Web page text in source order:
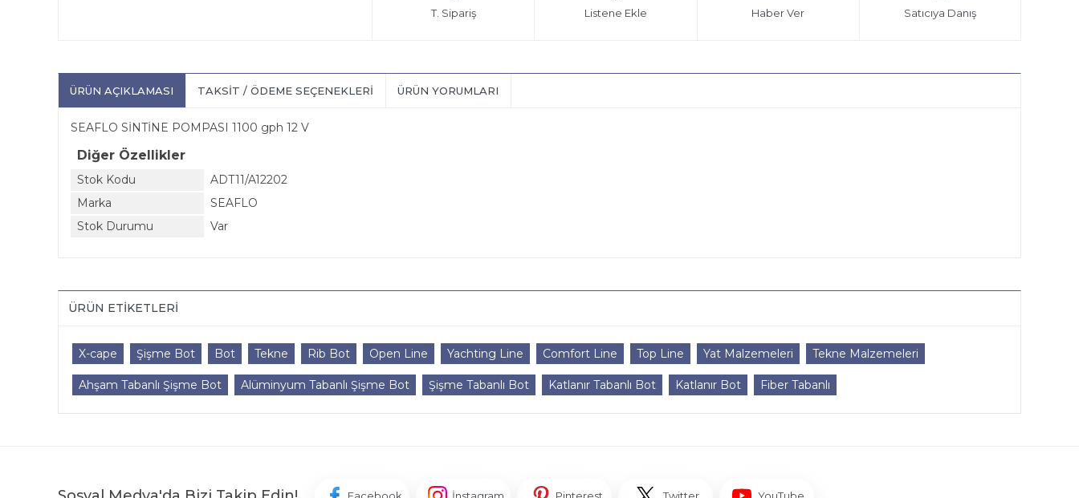
T. Sipariş Listene Ekle Haber Ver Satıcıya Danış
ÜRÜN AÇIKLAMASI TAKSIT / ÖDEME SEÇENEKLERI ÜRÜN YORUMLARI
SEAFLO SİNTİNE POMPASI 1100 gph 12 V
Diğer Özellikler
Stok Kodu
ADT11/A12202
Marka
SEAFLO
Stok Durumu
Var
ÜRÜN ETIKETLERI
X-cape Şişme Bot Bot Tekne Rib Bot Open Line Yachting Line Comfort Line Top Line Yat Malzemeleri Tekne Malzemeleri
Ahşam Tabanlı Şişme Bot Alüminyum Tabanlı Şişme Bot Şişme Tabanlı Bot Katlanır Tabanlı Bot Katlanır Bot Fiber Tabanlı